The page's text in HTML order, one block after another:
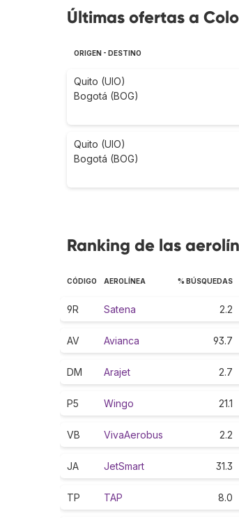
Últimas ofertas a
ORIGEN - DESTINO
Quito (UIO)
Bogotá (BOG)
Quito (UIO)
Bogotá (BOG)
Ranking de las
CÓDIGO AEROLÍNEA % BÚSQUEDAS
9R Satena 2.2
AV Avianca 93.7
DM Arajet 2.7
P5 Wingo 21.1
VB VivaAerobus 2.2
JA JetSmart 31.3
TP TAP 8.0